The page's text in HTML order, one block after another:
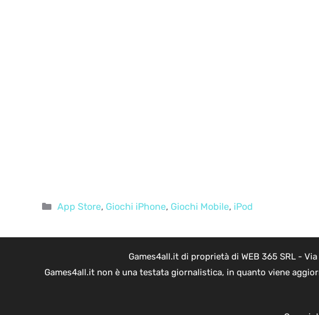
Categorie
App Store, Giochi iPhone, Giochi Mobile, iPod
Games4all.it di proprietà di WEB 365 SRL -
Games4all.it non è una testata giornalistica, in quanto viene